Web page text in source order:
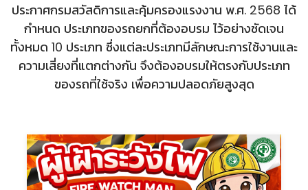
ประกาศกรมสวัสดิการและคุ้มครองแรงงาน พ.ศ. 2568 ได้
กำหนด ประเภทของรถยกที่ต้องอบรม ไว้อย่างชัดเจน
ทั้งหมด 10 ประเภท ซึ่งแต่ละประเภทมีลักษณะการใช้งานและ
ความเสี่ยงที่แตกต่างกัน จึงต้องอบรมให้ตรงกับประเภท
ของรถที่ใช้จริง เพื่อความปลอดภัยสูงสุด